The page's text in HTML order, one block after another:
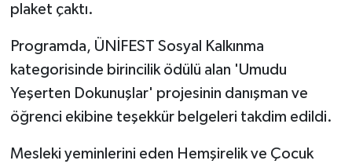
plaket çaktı.
Programda, ÜNİFEST Sosyal Kalkınma
kategorisinde birincilik ödülü alan 'Umudu
Yeşerten Dokunuşlar' projesinin danışman ve
öğrenci ekibine teşekkür belgeleri takdim edildi.
Mesleki yeminlerini eden Hemşirelik ve Çocuk